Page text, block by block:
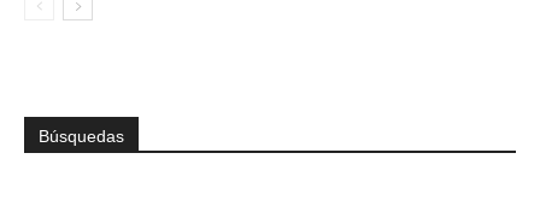
Búsquedas